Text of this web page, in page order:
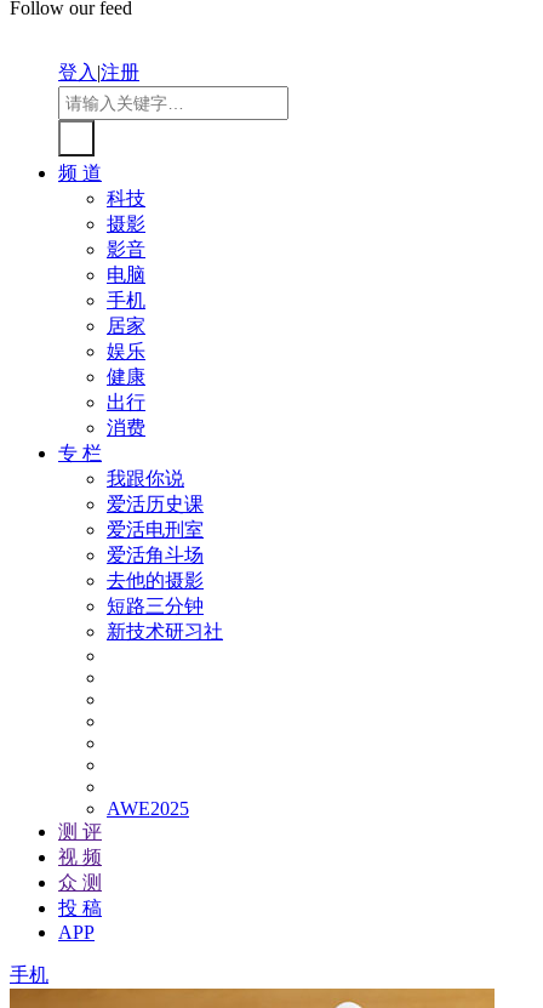
Follow our feed
登入|注册
频 道
科技
摄影
影音
电脑
手机
居家
娱乐
健康
出行
消费
专 栏
我跟你说
爱活历史课
爱活电刑室
爱活角斗场
去他的摄影
短路三分钟
新技术研习社
AWE2025
测 评
视 频
众 测
投 稿
APP
手机